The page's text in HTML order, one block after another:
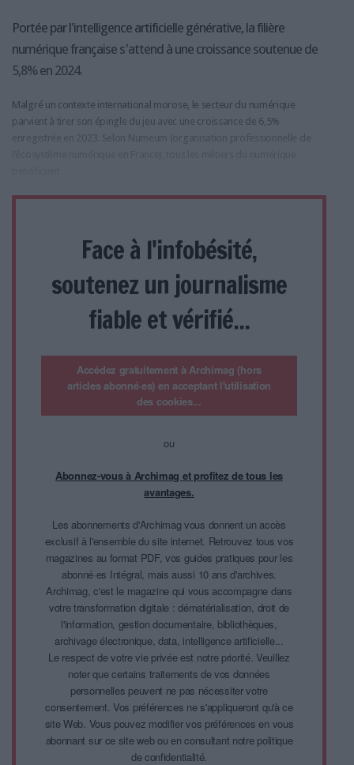
Portée par l'intelligence artificielle générative, la filière
numérique française s'attend à une croissance soutenue de
5,8% en 2024.
Malgré un contexte international morose, le secteur du numérique
parvient à tirer son épingle du jeu avec une croissance de 6,5%
enregistrée en 2023. Selon Numeum (organisation professionnelle de
Face à l'infobésité,
soutenez un journalisme
fiable et vérifié...
Accédez gratuitement à Archimag (hors
articles abonné·es) en acceptant l'utilisation
des cookies...
ou
Abonnez-vous à Archimag et profitez de tous les
avantages.
Les abonnements d'Archimag vous donnent un accès
exclusif à l'ensemble du site internet. Retrouvez tous vos
magazines au format PDF, vos guides pratiques pour les
abonné·es Intégral, mais aussi 10 ans d'archives.
Archimag, c'est le magazine qui vous accompagne dans
votre transformation digitale : dématérialisation, droit de
l'information, gestion documentaire, bibliothèques,
archivage électronique, data, intelligence artificielle...
Le respect de votre vie privée est notre priorité. Veuillez
noter que certains traitements de vos données
personnelles peuvent ne pas nécessiter votre
consentement. Vos préférences ne s'appliqueront qu'à ce
site Web. Vous pouvez modifier vos préférences en vous
abonnant sur ce site web ou en consultant notre politique
de confidentialité.